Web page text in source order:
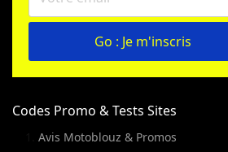
Go : Je m'inscris
Codes Promo & Tests Sites
Avis Motoblouz & Promos